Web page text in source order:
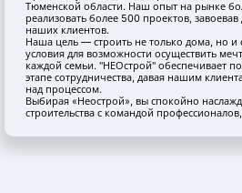
Тюменской области. Наш опыт на рынке
реализовать более 500 проектов,
наших клиентов.
Наша цель — строить не только дома, но и
условия для возможности осуществить
каждой семьи. "НЕОстрой" обеспечивает
этапе сотрудничества, давая нашим
над процессом.
Выбирая «Неострой», вы спокойно
строительства с командой